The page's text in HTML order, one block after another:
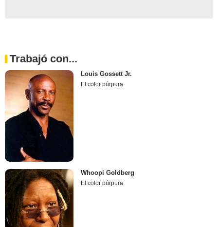
Trabajó con...
Louis Gossett Jr.
El color púrpura
Whoopi Goldberg
El color púrpura